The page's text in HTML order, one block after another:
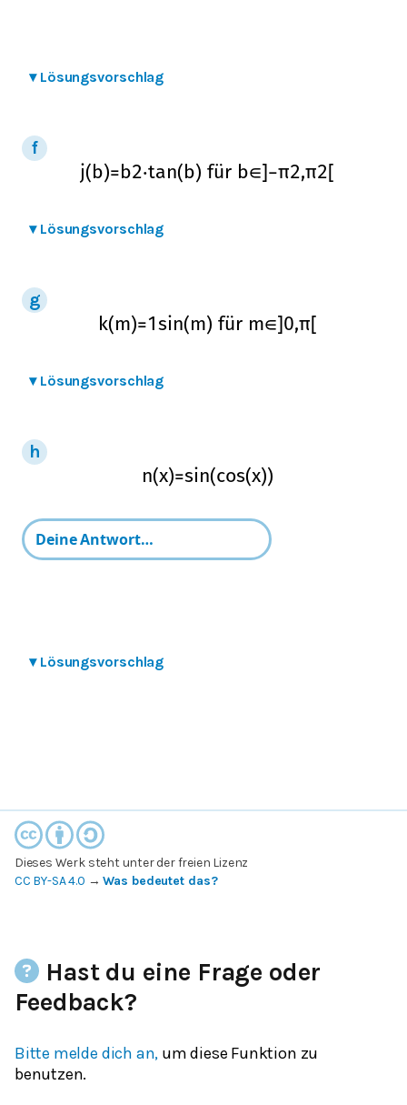
▾ Lösungsvorschlag
j( b)= b2⋅tan( b) für b∈]−π2,π2[
▾ Lösungsvorschlag
k(m)=1 sin(m) für m∈]0,π[
▾ Lösungsvorschlag
n(x)=sin(cos(x))
▾ Lösungsvorschlag
Dieses Werk steht unter der freien Lizenz
CC BY-SA 4.0 →Was bedeutet das?
Hast du eine Frage oder
Feedback?
Bitte melde dich an, um diese Funktion zu
benutzen.